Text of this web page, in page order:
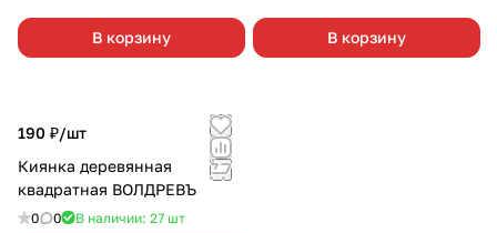
В корзину В корзину
190 ₽/шт
Киянка деревянная
квадратная ВОЛДРЕВЪ
0 0 В наличии: 27 шт